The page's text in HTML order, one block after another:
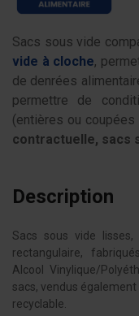
Sacs sous vide
vide à cloche,
de denrées
permettre de
(entières ou
contractuelle, sacs
Description
Sacs sous vide
rectangulaire,
Alcool Vinylique/
sacs, vendus également
recyclable.